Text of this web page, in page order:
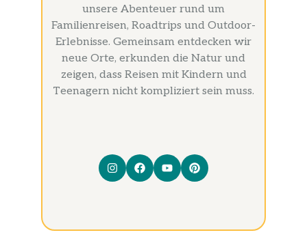
unsere Abenteuer rund um
Familienreisen, Roadtrips und Outdoor-
Erlebnisse. Gemeinsam entdecken wir
neue Orte, erkunden die Natur und
zeigen, dass Reisen mit Kindern und
Teenagern nicht kompliziert sein muss.